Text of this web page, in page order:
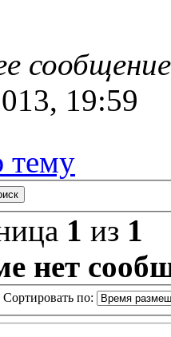
сообщение
19:59
тему
1 из 1
нет
Сортировать по: